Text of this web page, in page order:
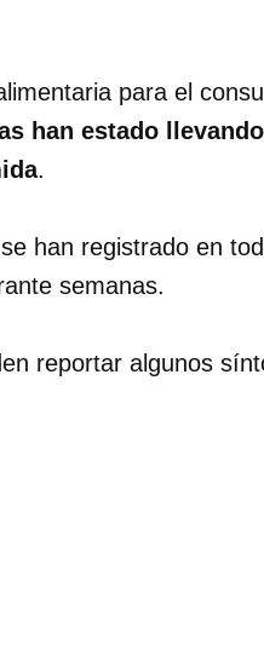
para el
han estado
.
han registrado en
semanas.
reportar algunos